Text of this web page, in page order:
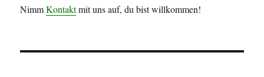
NimmKontaktmit uns auf, du bist willkommen!